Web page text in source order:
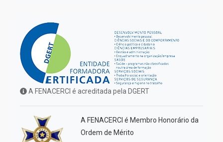
A FENACERCI é acreditada pela DGERT
A FENACERCI é Membro Honorário da
Ordem de Mérito